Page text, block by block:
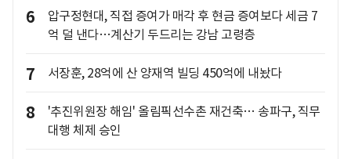
6
압구정현대, 직접 증여가 매각 후 현금 증여보다 세금 7
억 덜 낸다…계산기 두드리는 강남 고령층
7 서장훈, 28억에 산 양재역 빌딩 450억에 내놨다
8
'추진위원장 해임' 올림픽선수촌 재건축… 송파구, 직무
대행 체제 승인